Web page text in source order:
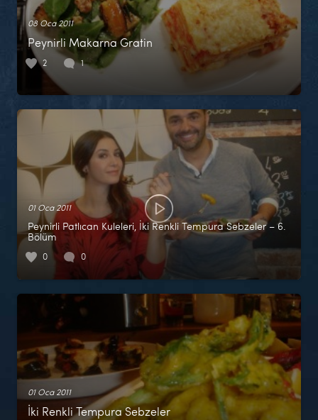
08 Oca 2011
Peynirli Makarna Gratin
2 1
01 Oca 2011
Peynirli Patlıcan Kuleleri, İki Renkli Tempura Sebzeler – 6.
Bölüm
0 0
01 Oca 2011
İki Renkli Tempura Sebzeler